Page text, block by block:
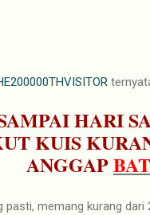
HARI
KUIS
ANGGAP
pasti, memang kurang dari